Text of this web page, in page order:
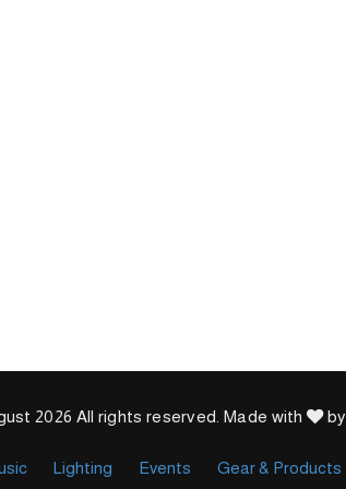
2026 All rights reserved. Made with by
Lighting Events Gear & Products